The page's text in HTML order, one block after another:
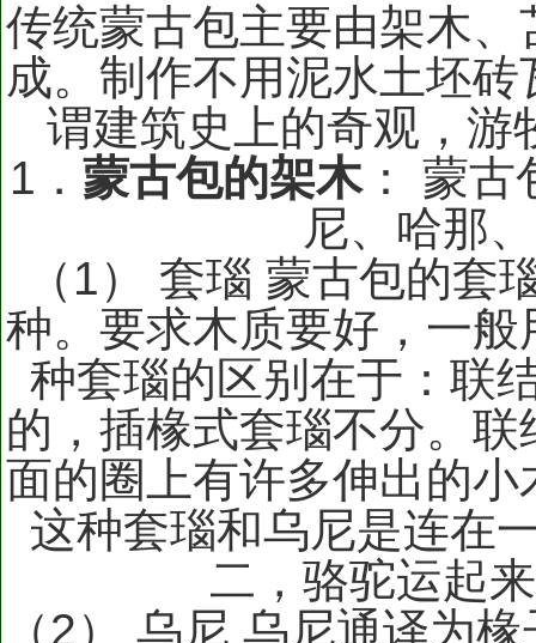
传统蒙古包主要由架木
成。制作不用泥水土坯
谓建筑史上的奇观，
1． 蒙古包的架木： 蒙古
尼、哈那
（1） 套瑙 蒙古包的套
种。要求木质要好，一
种套瑙的区别在于：联
的，插椽式套瑙不分。
面的圈上有许多伸出的
这种套瑙和乌尼是连在
二，骆驼运起
（2） 乌尼 乌尼通译为